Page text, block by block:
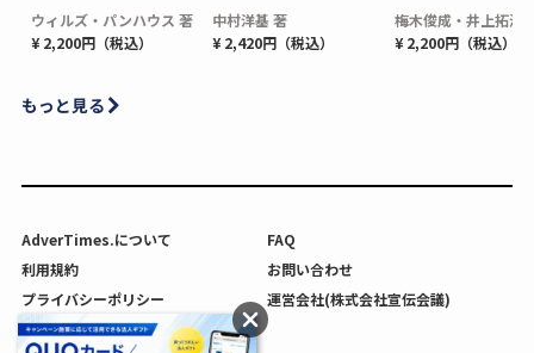
ウィルズ・パンハウス 著
¥ 2,200円（税込）
中村洋基 著
¥ 2,420円（税込）
梅木俊成・井上拓海
¥ 2,200円（税込）
もっと見る
AdverTimes.について
FAQ
利用規約
お問い合わせ
プライバシーポリシー
運営会社(株式会社宣伝会議)
利用者情報の外部送信について